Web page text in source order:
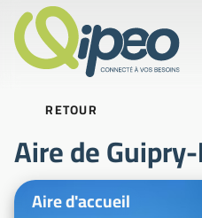
RETOUR
Aire de
Photos d'illustration
Aire d'accueil